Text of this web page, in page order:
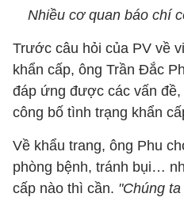
Nhiều cơ quan báo chí
Trước câu hỏi của PV về
khẩn cấp, ông Trần Đắc
đáp ứng được các vấn
công bố tình trạng khẩn
Về khẩu trang, ông Phu
phòng bệnh, tránh bụi…
cấp nào thì cần. "Chúng